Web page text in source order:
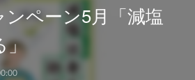
ペーン5月「減塩
」